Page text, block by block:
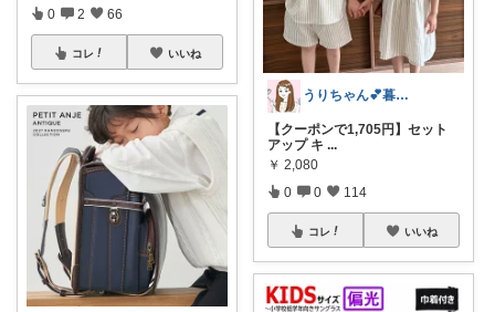
0 2 66
コレ いいね
うりちゃん💕暮らし🏡キッズ👶ママ
【クーポンで1,705円】セット
アップ キ ...
￥ 2,080
0 0 114
コレ いいね